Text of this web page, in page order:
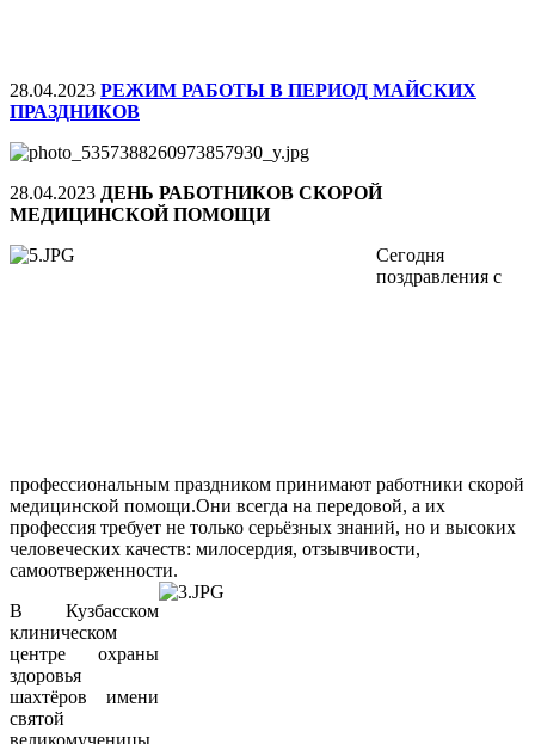
28.04.2023 РЕЖИМ РАБОТЫ В ПЕРИОД МАЙСКИХ
ПРАЗДНИКОВ
28.04.2023 ДЕНЬ РАБОТНИКОВ СКОРОЙ
МЕДИЦИНСКОЙ ПОМОЩИ
Сегодня
поздравления с
профессиональным праздником принимают работники скорой
медицинской помощи.Они всегда на передовой, а их
профессия требует не только серьёзных знаний, но и высоких
человеческих качеств: милосердия, отзывчивости,
самоотверженности.
В Кузбасском
клиническом
центре охраны
здоровья
шахтёров имени
святой